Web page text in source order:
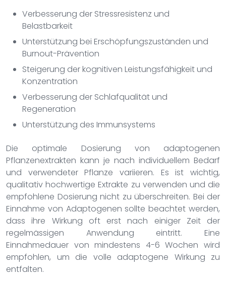
Verbesserung der Stressresistenz und
Belastbarkeit
Unterstützung bei Erschöpfungszuständen und
Burnout-Prävention
Steigerung der kognitiven Leistungsfähigkeit und
Konzentration
Verbesserung der Schlafqualität und
Regeneration
Unterstützung des Immunsystems
Die optimale Dosierung von adaptogenen
Pflanzenextrakten kann je nach individuellem Bedarf
und verwendeter Pflanze variieren. Es ist wichtig,
qualitativ hochwertige Extrakte zu verwenden und die
empfohlene Dosierung nicht zu überschreiten. Bei der
Einnahme von Adaptogenen sollte beachtet werden,
dass ihre Wirkung oft erst nach einiger Zeit der
regelmässigen Anwendung eintritt. Eine
Einnahmedauer von mindestens 4-6 Wochen wird
empfohlen, um die volle adaptogene Wirkung zu
entfalten.